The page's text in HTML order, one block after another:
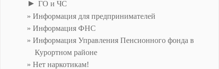
► ГО и ЧС
Информация для предпринимателей
Информация ФНС
Информация Управления Пенсионного фонда в
Курортном районе
Нет наркотикам!